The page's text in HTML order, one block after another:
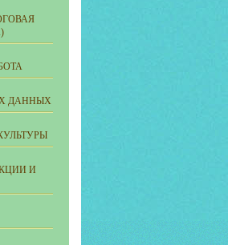
ДАННЫХ
И